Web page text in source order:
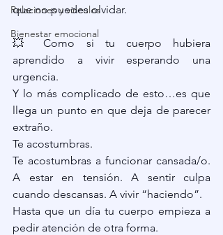
Relaciones y vínculos
Bienestar emocional
que no puedes olvidar.
💥 Como si tu cuerpo hubiera
aprendido a vivir esperando una
urgencia.
Y lo más complicado de esto…es que
llega un punto en que deja de parecer
extraño.
Te acostumbras.
Te acostumbras a funcionar cansada/o.
A estar en tensión. A sentir culpa
cuando descansas. A vivir “haciendo”.
Hasta que un día tu cuerpo empieza a
pedir atención de otra forma.